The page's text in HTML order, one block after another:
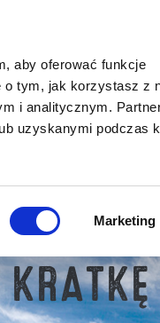
aby oferować funkcje
o tym, jak korzystasz z
i analitycznym.
uzyskanymi podczas
Marketing
KATALOGI DO
KRATKĘ